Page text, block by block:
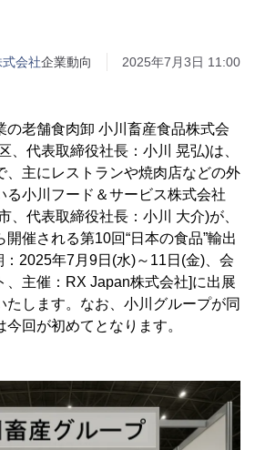
会社企業動向 2025年7月3日 11:00
の老舗食肉卸 小川畜産食品株式会
、代表取締役社長：小川 晃弘)は、
、主にレストランや焼肉店などの外
る小川フード＆サービス株式会社
、代表取締役社長：小川 大介)が、
催される第10回“日本の食品”輸出
2025年7月9日(水)～11日(金)、会
、主催：RX Japan株式会社]に出展
たします。なお、小川グループが同
回が初めてとなります。